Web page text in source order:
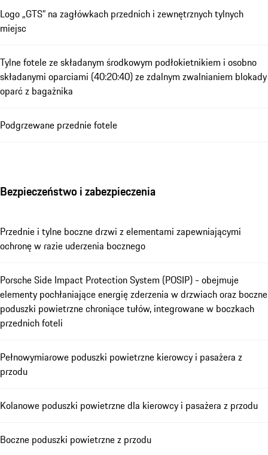
Logo „GTS” na zagłówkach przednich i zewnętrznych tylnych
miejsc
Tylne fotele ze składanym środkowym podłokietnikiem i osobno
składanymi oparciami (40:20:40) ze zdalnym zwalnianiem blokady
oparć z bagażnika
Podgrzewane przednie fotele
Bezpieczeństwo i zabezpieczenia
Przednie i tylne boczne drzwi z elementami zapewniającymi
ochronę w razie uderzenia bocznego
Porsche Side Impact Protection System (POSIP) - obejmuje
elementy pochłaniające energię zderzenia w drzwiach oraz boczne
poduszki powietrzne chroniące tułów, integrowane w boczkach
przednich foteli
Pełnowymiarowe poduszki powietrzne kierowcy i pasażera z
przodu
Kolanowe poduszki powietrzne dla kierowcy i pasażera z przodu
Boczne poduszki powietrzne z przodu